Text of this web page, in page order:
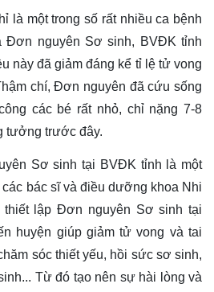
là một trong số rất nhiều ca bệnh
Đơn nguyên Sơ sinh, BVĐK tỉnh
này đã giảm đáng kể tỉ lệ tử vong
chí, Đơn nguyên đã cứu sống
các bé rất nhỏ, chỉ nặng 7-8
tưởng trước đây.
Sơ sinh tại BVĐK tỉnh là một
bác sĩ và điều dưỡng khoa Nhi
thiết lập Đơn nguyên Sơ sinh tại
huyện giúp giảm tử vong và tai
sóc thiết yếu, hồi sức sơ sinh,
Từ đó tạo nên sự hài lòng và